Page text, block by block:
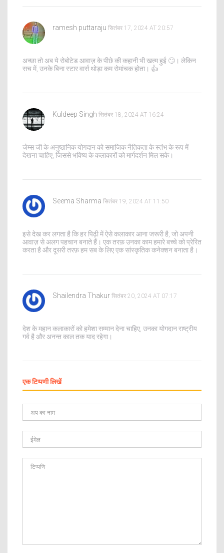
ramesh puttaraju सितंबर 17, 2024 AT 20:57
अच्छा तो अब ये रोबोटेड आवाज़ के पीछे की कहानी भी खत्म हुई 🙄। लेकिन
सच में, उनके बिना स्टार वार्स थोड़ा कम रोमांचक होता। 👍
Kuldeep Singh सितंबर 18, 2024 AT 16:24
जेम्स जी के अनुष्ठानिक योगदान को समाजिक नैतिकता के स्तंभ के रूप में
देखना चाहिए, जिससे भविष्य के कलाकारों को मार्गदर्शन मिल सके।
Seema Sharma सितंबर 19, 2024 AT 11:50
इसे देख कर लगता है कि हर पिढ़ी में ऐसे कलाकार आना जरूरी है, जो अपनी
आवाज़ से अलग पहचान बनाते हैं। एक तरफ़ उनका काम हमारे बच्चे को प्रेरित
करता है और दूसरी तरफ़ हम सब के लिए एक सांस्कृतिक कनेक्शन बनाता है।
Shailendra Thakur सितंबर 20, 2024 AT 07:17
देश के महान कलाकारों को हमेशा सम्मान देना चाहिए, उनका योगदान राष्ट्रीय
गर्व है और अनन्त काल तक याद रहेगा।
एक टिप्पणी लिखें